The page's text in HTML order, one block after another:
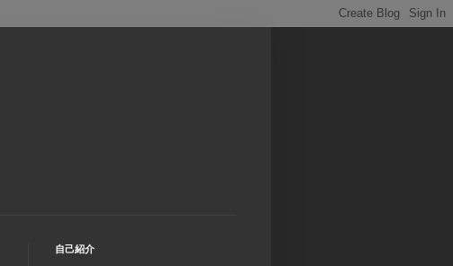
自己紹介